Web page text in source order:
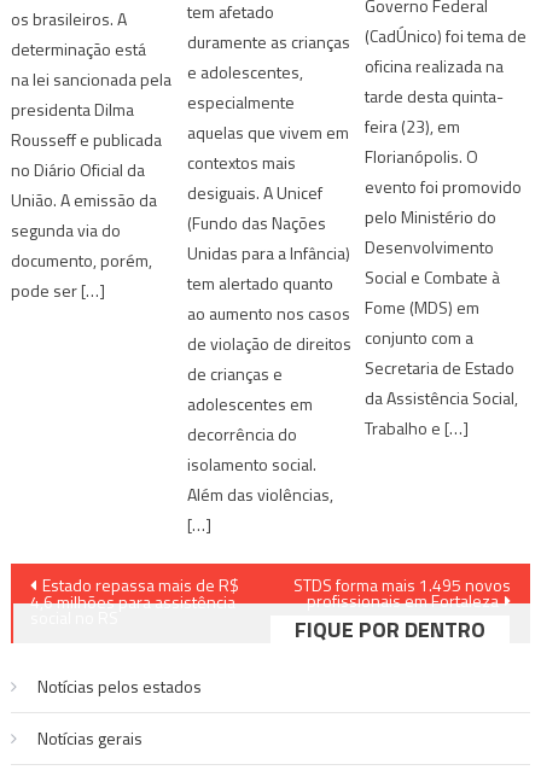
os brasileiros. A
determinação está
na lei sancionada pela
presidenta Dilma
Rousseff e publicada
no Diário Oficial da
União. A emissão da
segunda via do
documento, porém,
pode ser […]
tem afetado
duramente as crianças
e adolescentes,
especialmente
aquelas que vivem em
contextos mais
desiguais. A Unicef
(Fundo das Nações
Unidas para a Infância)
tem alertado quanto
ao aumento nos casos
de violação de direitos
de crianças e
adolescentes em
decorrência do
isolamento social.
Além das violências,
[…]
Governo Federal
(CadÚnico) foi tema de
oficina realizada na
tarde desta quinta-
feira (23), em
Florianópolis. O
evento foi promovido
pelo Ministério do
Desenvolvimento
Social e Combate à
Fome (MDS) em
conjunto com a
Secretaria de Estado
da Assistência Social,
Trabalho e […]
Navegação
de
Post
Estado repassa mais de R$
4,6 milhões para assistência
STDS forma mais 1.495 novos
profissionais em Fortaleza
FIQUE POR DENTRO
Notícias pelos estados
Notí­cias gerais